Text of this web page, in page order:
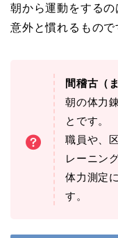
朝から運動をするの
意外と慣れるもので
間稽古（
朝の体力
とです。
職員や、
レーニン
体力測定
す。